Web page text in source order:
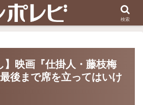
ダイソー知恵の輪
】映画『仕掛人・藤枝梅
後まで席を立ってはいけ
検索